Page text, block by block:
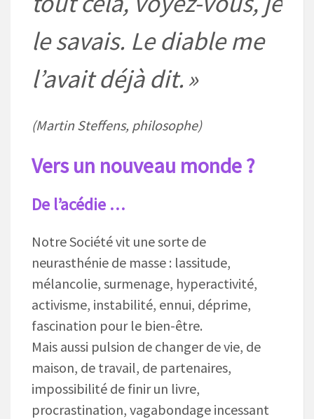
le savais. Le diable me
l’avait déjà dit. »
(Martin Steffens, philosophe)
Vers un nouveau monde ?
De l’acédie …
Notre Société vit une sorte de
neurasthénie de masse : lassitude,
mélancolie, surmenage, hyperactivité,
activisme, instabilité, ennui, déprime,
fascination pour le bien-être.
Mais aussi pulsion de changer de vie, de
maison, de travail, de partenaires,
impossibilité de finir un livre,
procrastination, vagabondage incessant